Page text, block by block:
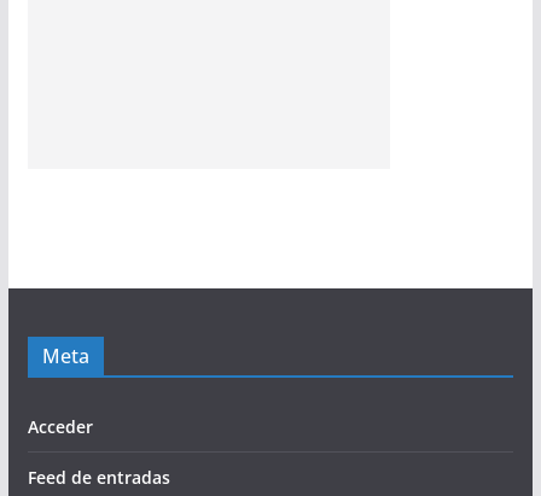
Meta
Acceder
Feed de entradas